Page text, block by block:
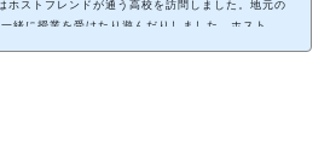
ホストフレンドが通う高校を訪問しました。地元の
緒に授業を受けたり遊んだりしました。ホストフ